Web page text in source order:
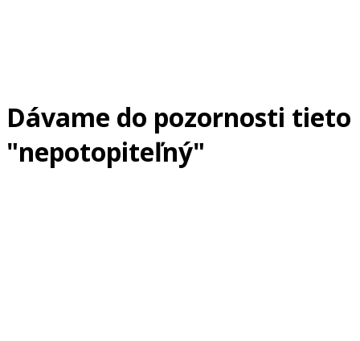
Dávame do pozornosti tieto
"nepotopiteľný"